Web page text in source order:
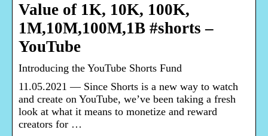
Value of 1K, 10K, 100K,
1M,10M,100M,1B #shorts –
YouTube
Introducing the YouTube Shorts Fund
11.05.2021 — Since Shorts is a new way to watch
and create on YouTube, we’ve been taking a fresh
look at what it means to monetize and reward
creators for …